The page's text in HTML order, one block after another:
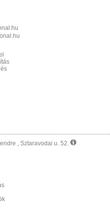
, Sztaravodai u. 52.